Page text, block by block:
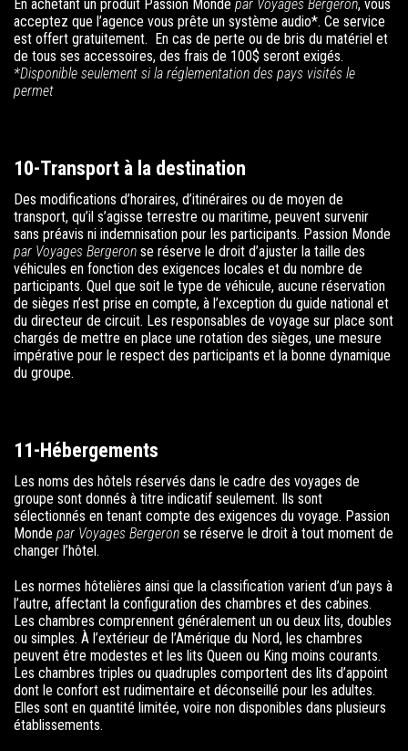
En achetant un produit Passion Monde par Voyages Bergeron, vous
acceptez que l’agence vous prête un système audio*. Ce service
est offert gratuitement. En cas de perte ou de bris du matériel et
de tous ses accessoires, des frais de 100$ seront exigés.
*Disponible seulement si la réglementation des pays visités le
permet
10-Transport à la destination
Des modifications d’horaires, d’itinéraires ou de moyen de
transport, qu’il s’agisse terrestre ou maritime, peuvent survenir
sans préavis ni indemnisation pour les participants. Passion Monde
par Voyages Bergeron se réserve le droit d’ajuster la taille des
véhicules en fonction des exigences locales et du nombre de
participants. Quel que soit le type de véhicule, aucune réservation
de sièges n’est prise en compte, à l’exception du guide national et
du directeur de circuit. Les responsables de voyage sur place sont
chargés de mettre en place une rotation des sièges, une mesure
impérative pour le respect des participants et la bonne dynamique
du groupe.
11-Hébergements
Les noms des hôtels réservés dans le cadre des voyages de
groupe sont donnés à titre indicatif seulement. Ils sont
sélectionnés en tenant compte des exigences du voyage. Passion
Monde par Voyages Bergeron se réserve le droit à tout moment de
changer l’hôtel.
Les normes hôtelières ainsi que la classification varient d’un pays à
l’autre, affectant la configuration des chambres et des cabines.
Les chambres comprennent généralement un ou deux lits, doubles
ou simples. À l’extérieur de l’Amérique du Nord, les chambres
peuvent être modestes et les lits Queen ou King moins courants.
Les chambres triples ou quadruples comportent des lits d’appoint
dont le confort est rudimentaire et déconseillé pour les adultes.
Elles sont en quantité limitée, voire non disponibles dans plusieurs
établissements.